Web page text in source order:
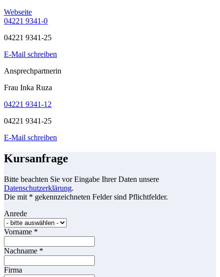
Webseite
04221 9341-0
04221 9341-25
E-Mail schreiben
Ansprechpartnerin
Frau Inka Ruza
04221 9341-12
04221 9341-25
E-Mail schreiben
Kursanfrage
Bitte beachten Sie vor Eingabe Ihrer Daten unsere
Datenschutzerklärung.
Die mit * gekennzeichneten Felder sind Pflichtfelder.
Anrede
Vorname *
Nachname *
Firma